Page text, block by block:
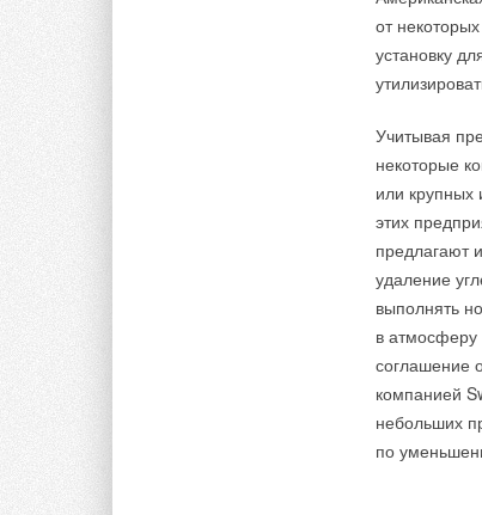
от
установку
Учитывая
некоторые
или крупных
этих
предлагают
удаление
выполнять
в
соглашение
компанией
небольших
по
в
некоторые
и уменьшить
систем с
новому
отопления /